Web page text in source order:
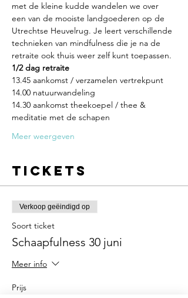
met de kleine kudde wandelen we over
een van de mooiste landgoederen op de
Utrechtse Heuvelrug. Je leert verschillende
technieken van mindfulness die je na de
retraite ook thuis weer zelf kunt toepassen.
1/2 dag retraite
13.45 aankomst / verzamelen vertrekpunt
14.00 natuurwandeling
14.30 aankomst theekoepel / thee &
meditatie met de schapen
Meer weergeven
Tickets
Verkoop geëindigd op
Soort ticket
Schaapfulness 30 juni
Meer info
Prijs